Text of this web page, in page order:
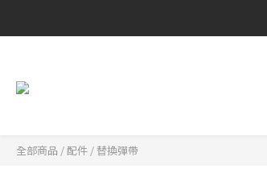
全部商品 /配件 / 替換彈帶